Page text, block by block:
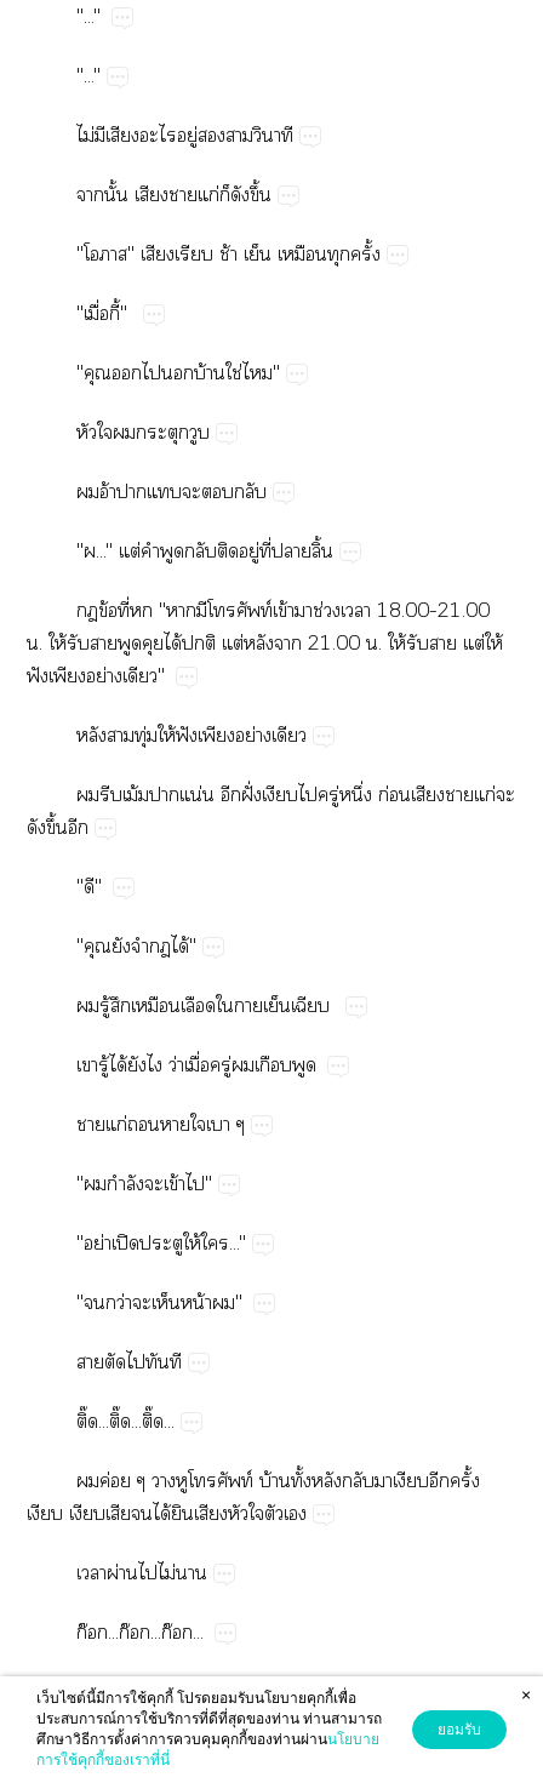
"..."
"..."
ไม่​​​​ู่​​​
​ั้​​​ก่​​​ึ้
""​​​ช้​​​​ั้
"ื่​ี้"
"​​​​บ้​ใช่​"
​​​​
​อ้​​​​​
"..."​ต่​​​​​ู่​ี่​​ิ้
​ข้​ี่​"​​ท์​ข้​​ช่​​18.00–21.00​
.​ให้​​​​​ได้​​ต่​​​21.00​.​ให้​​​ต่​ให้​
ฟั​​ย่​"
​​ุ่​ให้​ฟั​​ย่​
​​ม้​​น่​​ฝั่​​​ู่​ึ่​ก่​​​ก่​​
​ึ้​
""
"​​​​ได้"
​ู้​​​​​​​
​ู้​ได้​​​ว่​ื่​ู่​​​
​ก่​​​​
"​ำ​​ข้​"
"ย่​ปิ​​ให้​..."
"​ว่​​​น้​"
​​​​
ิ๊...ิ๊...ิ๊...
​ค่​​​ท์​บ้​ั้​​​​​​ั้​
​​​​ได้​​​​​​
​ผ่​​ไม่​
ก๊...ก๊...ก๊...
​​​น้​บ้​​ึ้
​ุ้​​​​​​22.55​.​​ค่​​
เว็บไซต์นี้มีการใช้คุกกี้ โปรดยอมรับนโยบายคุกกี้เพื่อ
ประสบการณ์การใช้บริการที่ดีที่สุดของท่าน ท่านสามารถ
ศึกษาวิธีการตั้งค่าการควบคุมคุกกี้ของท่านผ่านนโยบาย
การใช้คุกกี้ของเราที่นี่
ยอมรับ
×